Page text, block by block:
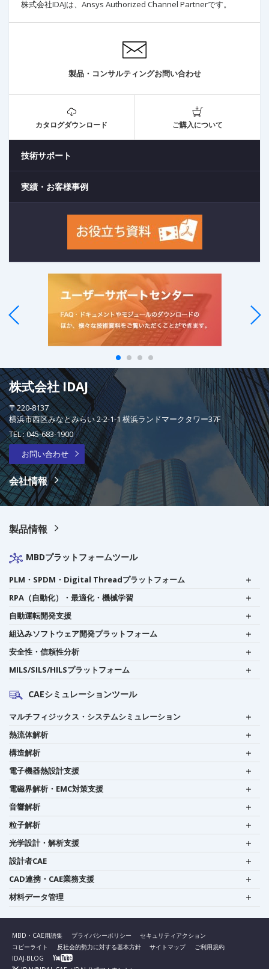
株式会社IDAJは、Ansys Authorized Channel Partnerです。
製品・コンサルティングお問い合わせ
カタログダウンロード ご購入について
技術サポート
実績・お客様事例
株式会社 IDAJ
〒220-8137
横浜市西区みなとみらい 2-2-1-1 横浜ランドマークタワー37F
TEL :045-683-1900
お問い合わせ
会社情報
製品情報
MBDプラットフォームツール
PLM・SPDM・Digital Threadプラットフォーム
RPA（自動化）・最適化・機械学習
自動運転開発支援
組込みソフトウェア開発プラットフォーム
安全性・信頼性分析
MILS/SILS/HILSプラットフォーム
CAEシミュレーションツール
マルチフィジックス・システムシミュレーション
熱流体解析
構造解析
電子機器熱設計支援
電磁界解析・EMC対策支援
音響解析
粒子解析
光学設計・解析支援
設計者CAE
CAD連携・CAE業務支援
材料データ管理
MBD・CAE用語集 プライバシーポリシー
セキュリティアクション
コピーライト
反社会的勢力に対する基本方針 サイトマップ
ご利用規約
IDAJ-BLOG